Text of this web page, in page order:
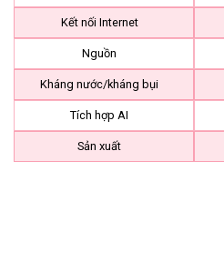
Kết nối Internet
Nguồn
Kháng nước/kháng bụi
Tích hợp AI
Sản xuất